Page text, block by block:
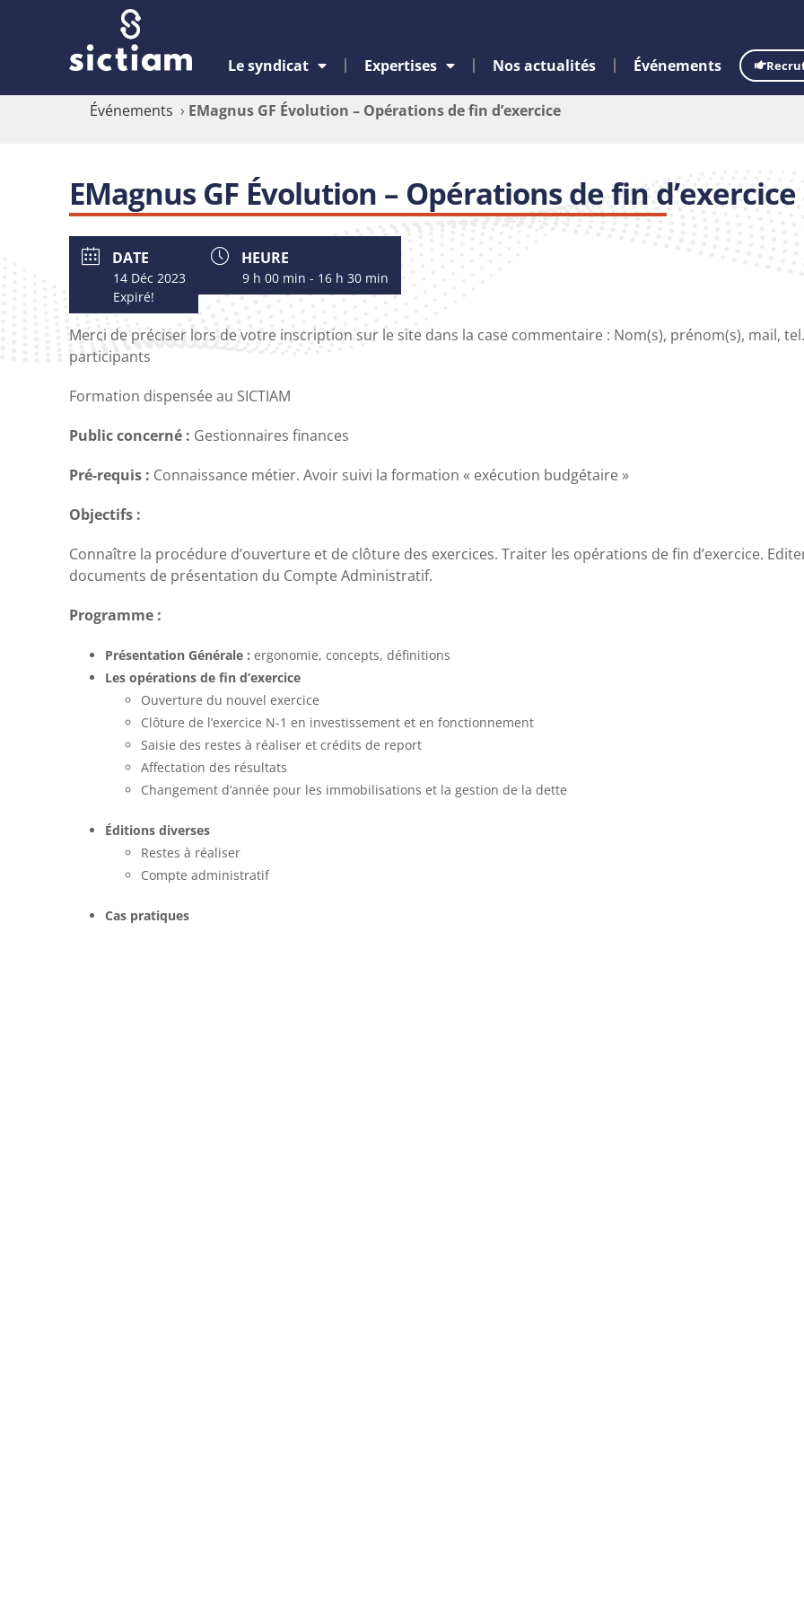
Le syndicat Expertises Nos actualités Événements
Événements › EMagnus GF Évolution – Opérations de fin d’exercice
EMagnus GF Évolution – Opérations de fin d’exercice
DATE
14 Déc 2023
Expiré!
HEURE
9 h 00 min - 16 h 30 min
Merci de préciser lors de votre inscription sur le site dans la case commentaire : Nom(s), prénom(s), mail,
participants
Formation dispensée au SICTIAM
Public concerné : Gestionnaires finances
Pré-requis : Connaissance métier. Avoir suivi la formation « exécution budgétaire »
Objectifs :
Connaître la procédure d’ouverture et de clôture des exercices. Traiter les opérations de fin d’exercice.
documents de présentation du Compte Administratif.
Programme :
Présentation Générale : ergonomie, concepts, définitions
Les opérations de fin d’exercice
Ouverture du nouvel exercice
Clôture de l’exercice N-1 en investissement et en fonctionnement
Saisie des restes à réaliser et crédits de report
Affectation des résultats
Changement d’année pour les immobilisations et la gestion de la dette
Éditions diverses
Restes à réaliser
Compte administratif
Cas pratiques